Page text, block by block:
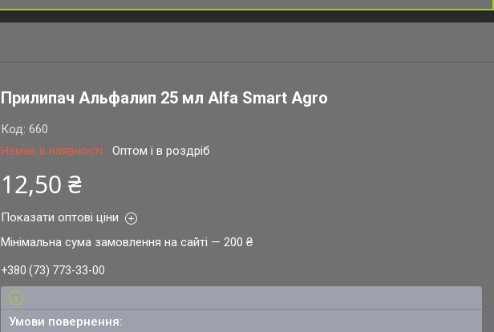
Прилипач Альфалип 25 мл Alfa Smart Agro
Немає в наявності Оптом і в роздріб
Код:660
12,50 ₴
Показати оптові ціни
Мінімальна сума замовлення на сайті — 200 ₴
+380 (73) 773-33-00